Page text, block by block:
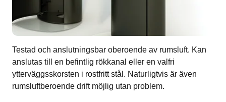
Testad och anslutningsbar oberoende av rumsluft. Kan
anslutas till en befintlig rökkanal eller en valfri
ytterväggsskorsten i rostfritt stål. Naturligtvis är även
rumsluftberoende drift möjlig utan problem.